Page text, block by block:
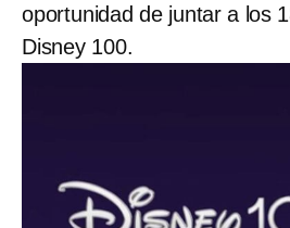
oportunidad de juntar a los
Disney 100.